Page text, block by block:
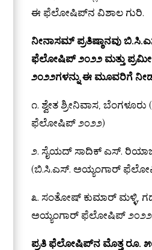
ಈ ಫೆಲೋಷಿಪ್‌ನ ವಿಶಾಲ ಗುರಿ.
ನೀನಾಸಮ್ ಪ್ರತಿಷ್ಠಾನವು
ಫೆಲೋಷಿಪ್ ೨೦೨೨ ಮತ್ತು
೨೦೨೨ಗಳನ್ನು ಈ ಮೂವರಿಗೆ
೧. ಶ್ವೇತ ಶ್ರೀನಿವಾಸ, ಬೆಂಗಳೂರು
ಫೆಲೋಷಿಪ್ ೨೦೨೨)
೨. ಸೈಯದ್ ಸಾದಿಕ್ ಎಸ್.
(ಬಿ.ಸಿ.ಎಸ್. ಅಯ್ಯಂಗಾರ್
೩. ಸಂತೋಷ್ ಕುಮಾರ್ ಮಳ್ಳಿ,
ಅಯ್ಯಂಗಾರ್ ಫೆಲೋಷಿಪ್
ಪ್ರತಿ ಫೆಲೋಷಿಪ್‌ನ ಮೊತ್ತ ರೂ.